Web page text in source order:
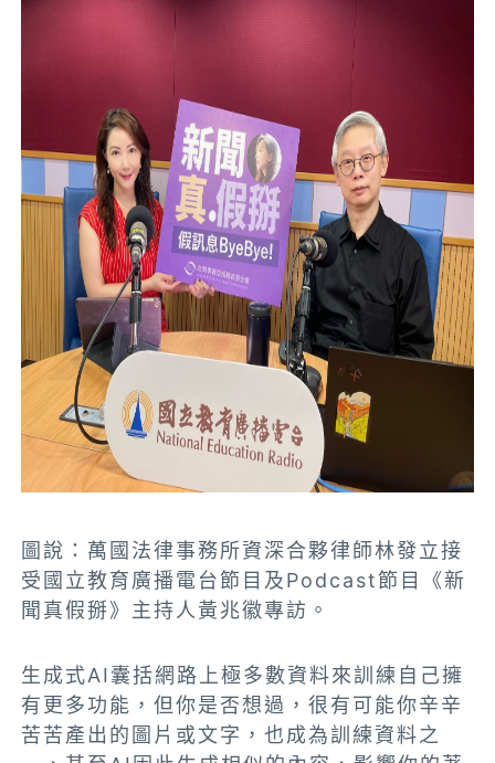
圖說：萬國法律事務所資深合夥律師林發立接
受國立教育廣播電台節目及Podcast節目《新
聞真假掰》主持人黃兆徽專訪。
生成式AI囊括網路上極多數資料來訓練自己擁
有更多功能，但你是否想過，很有可能你辛辛
苦苦產出的圖片或文字，也成為訓練資料之